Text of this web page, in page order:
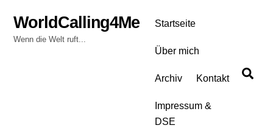
content
WorldCalling4Me
Wenn die Welt ruft...
Startseite
Über mich
Archiv Kontakt
Impressum &
DSE